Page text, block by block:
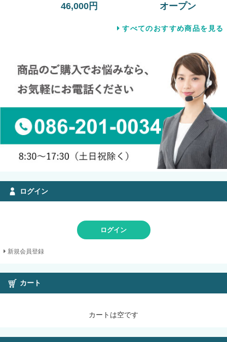
46,000円 オープン
すべてのおすすめ商品を見る
ログイン
ログイン
新規会員登録
カート
カートは空です